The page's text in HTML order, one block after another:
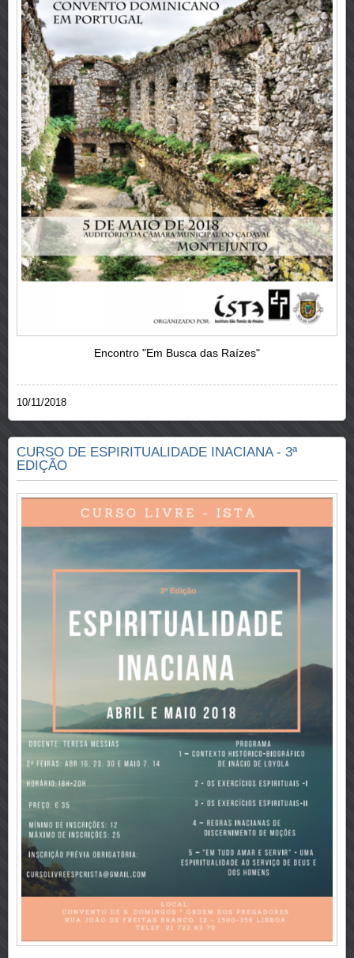
Encontro "Em Busca das Raízes"
10/11/2018
CURSO DE ESPIRITUALIDADE INACIANA - 3ª
EDIÇÃO